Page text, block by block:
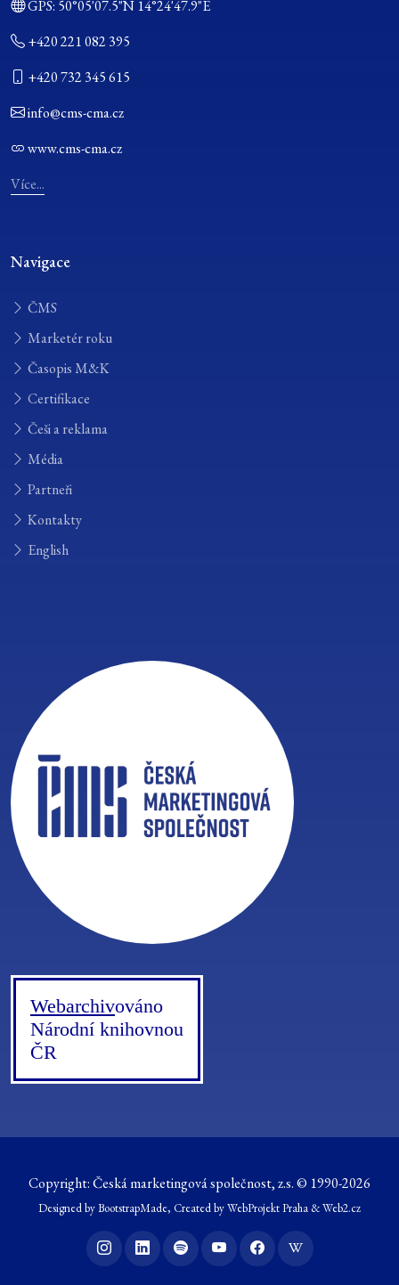
GPS: 50°05'07.5"N 14°24'47.9"E
+420 221 082 395
+420 732 345 615
info@cms-cma.cz
www.cms-cma.cz
Více...
Navigace
ČMS
Marketér roku
Časopis M&K
Certifikace
Češi a reklama
Média
Partneři
Kontakty
English
Webarchivováno
Národní knihovnou
ČR
Copyright:Česká marketingová společnost, z.s.© 1990-2026
Designed byBootstrapMade, Created by WebProjekt Praha & Web2.cz